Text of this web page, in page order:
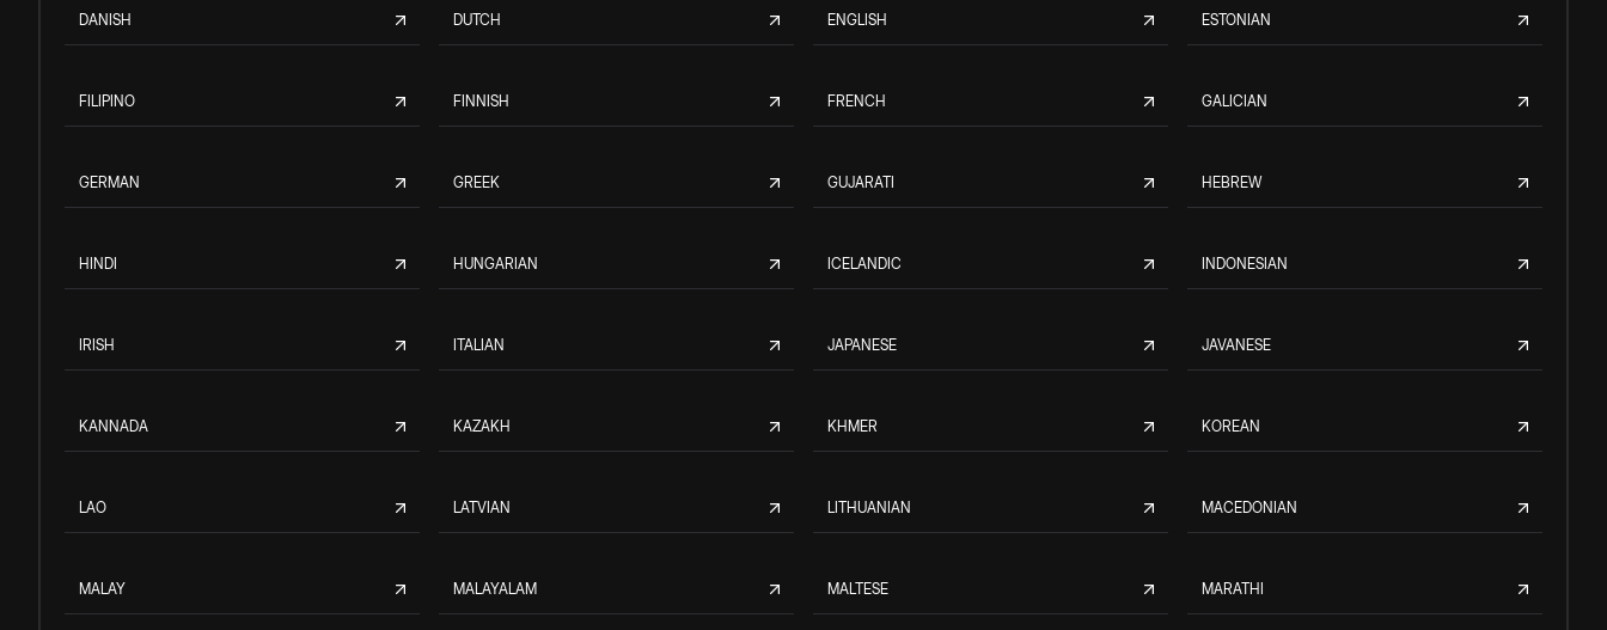
DANISH DUTCH ENGLISH ESTONIAN
FILIPINO FINNISH FRENCH GALICIAN
GERMAN GREEK GUJARATI HEBREW
HINDI HUNGARIAN ICELANDIC INDONESIAN
IRISH ITALIAN JAPANESE JAVANESE
KANNADA KAZAKH KHMER KOREAN
LAO LATVIAN LITHUANIAN MACEDONIAN
MALAY MALAYALAM MALTESE MARATHI